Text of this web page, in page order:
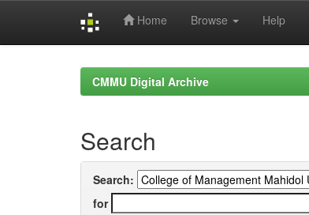
Home Browse Help
CMMU Digital Archive
Search
Search:
for